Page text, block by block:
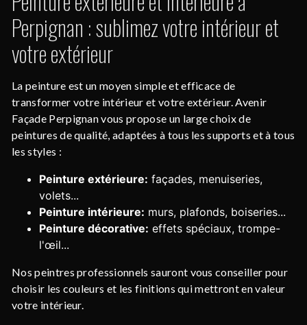
Perpignan : sublimez votre intérieur et
votre extérieur
La peinture est un moyen simple et efficace de
transformer votre intérieur et votre extérieur. Avenir
Façade Perpignan vous propose un large choix de
peintures de qualité, adaptées à tous les supports et à tous
les styles :
Peinture extérieure: façades, menuiseries,
volets...
Peinture intérieure: murs, plafonds, boiseries...
Peinture décorative: effets spéciaux, trompe-
l'œil...
Nos peintres professionnels sauront vous conseiller pour
choisir les couleurs et les finitions qui mettront en valeur
votre intérieur.